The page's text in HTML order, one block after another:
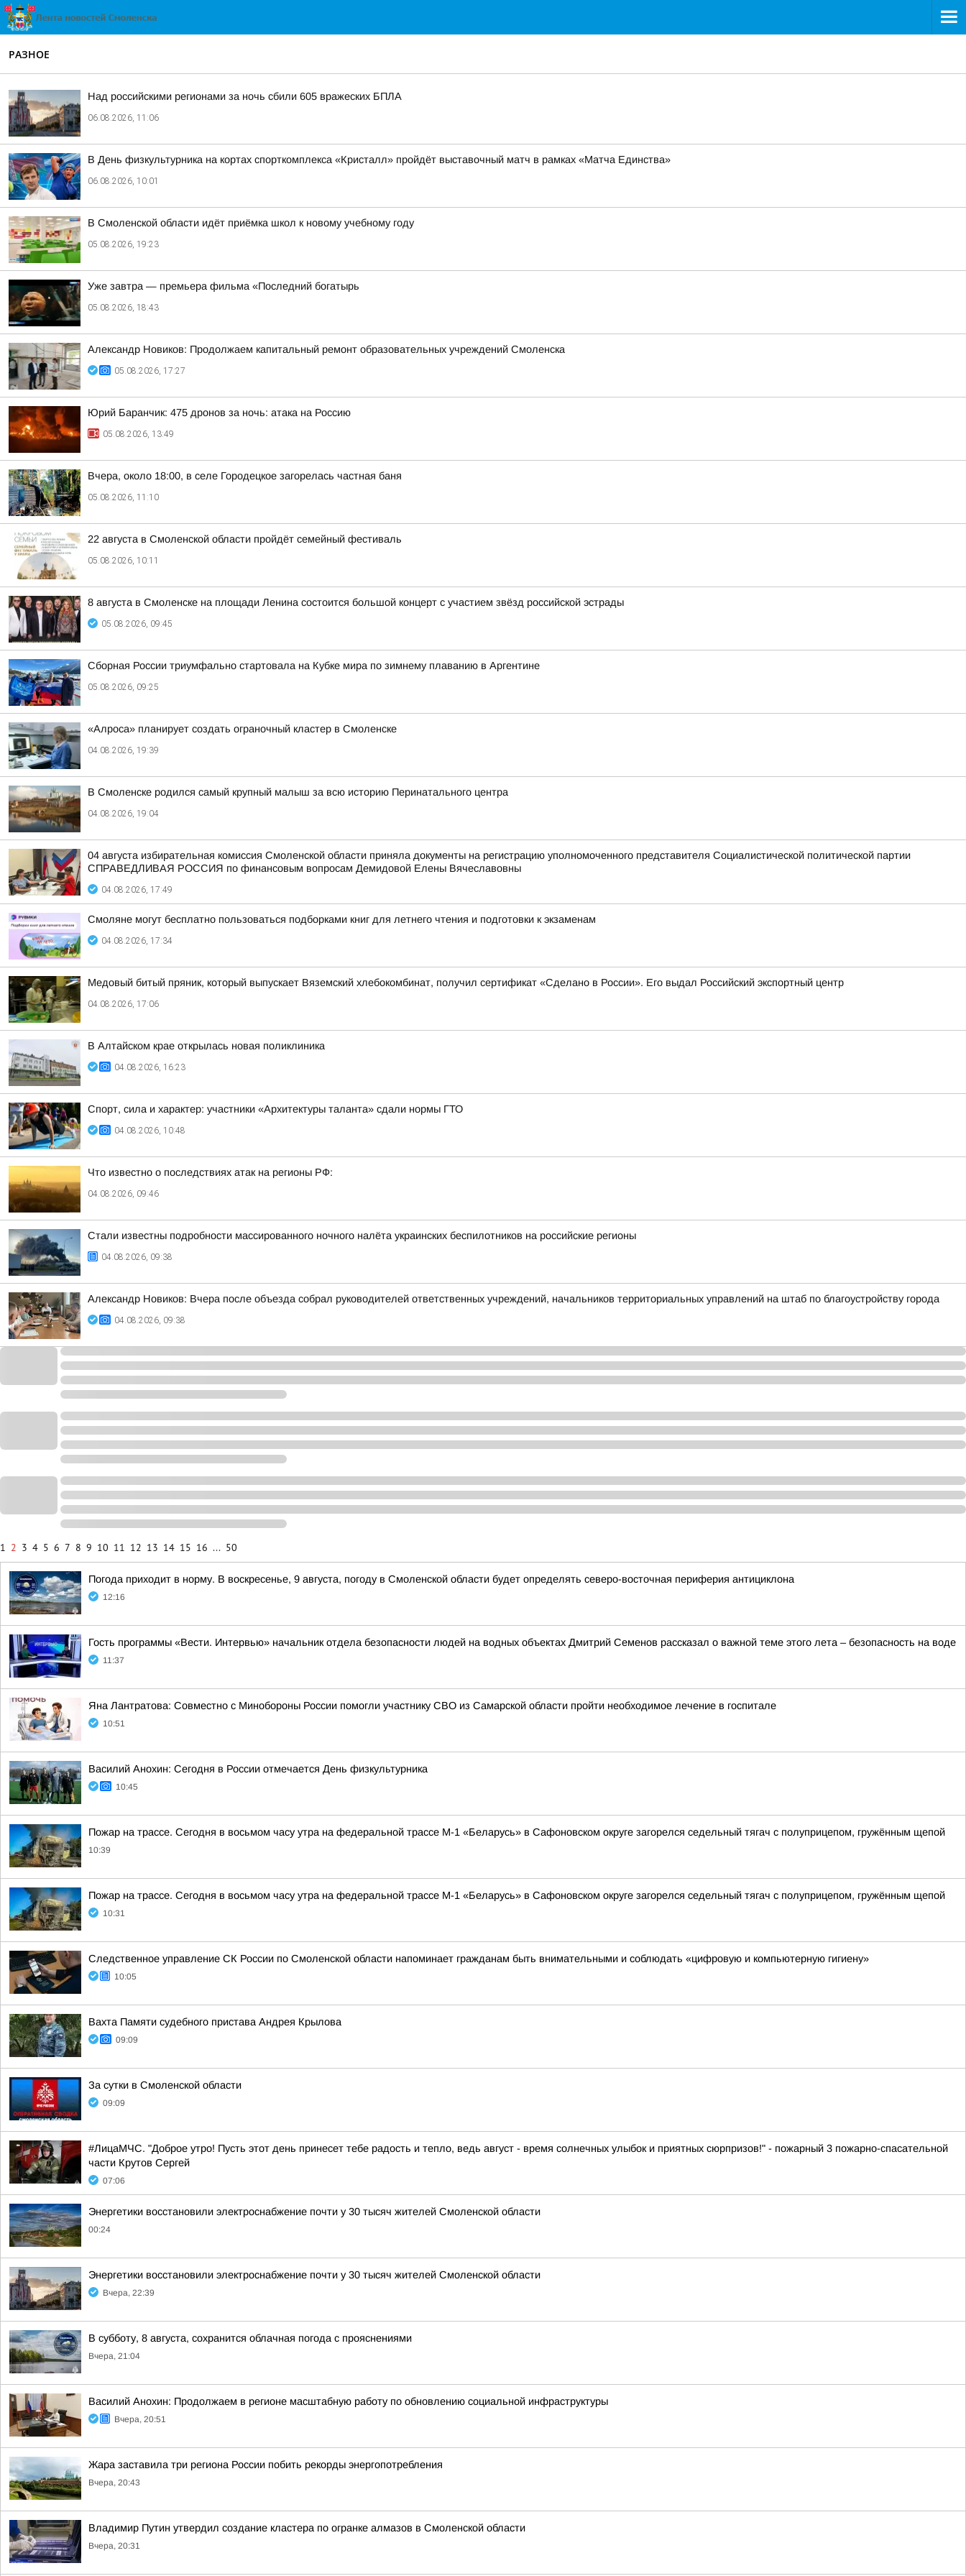
РАЗНОЕ
Над российскими регионами за ночь сбили 605 вражеских БПЛА
06.08.2026, 11:06
В День физкультурника на кортах спорткомплекса «Кристалл» пройдёт выставочный матч в рамках «Матча Единства»
06.08.2026, 10:01
В Смоленской области идёт приёмка школ к новому учебному году
05.08.2026, 19:23
Уже завтра — премьера фильма «Последний богатырь
05.08.2026, 18:43
Александр Новиков: Продолжаем капитальный ремонт образовательных учреждений Смоленска
05.08.2026, 17:27
Юрий Баранчик: 475 дронов за ночь: атака на Россию
05.08.2026, 13:49
Вчера, около 18:00, в селе Городецкое загорелась частная баня
05.08.2026, 11:10
22 августа в Смоленской области пройдёт семейный фестиваль
05.08.2026, 10:11
8 августа в Смоленске на площади Ленина состоится большой концерт с участием звёзд российской эстрады
05.08.2026, 09:45
Сборная России триумфально стартовала на Кубке мира по зимнему плаванию в Аргентине
05.08.2026, 09:25
«Алроса» планирует создать ограночный кластер в Смоленске
04.08.2026, 19:39
В Смоленске родился самый крупный малыш за всю историю Перинатального центра
04.08.2026, 19:04
04 августа избирательная комиссия Смоленской области приняла документы на регистрацию уполномоченного представителя Социалистической политической партии
СПРАВЕДЛИВАЯ РОССИЯ по финансовым вопросам Демидовой Елены Вячеславовны
04.08.2026, 17:49
Смоляне могут бесплатно пользоваться подборками книг для летнего чтения и подготовки к экзаменам
04.08.2026, 17:34
Медовый битый пряник, который выпускает Вяземский хлебокомбинат, получил сертификат «Сделано в России». Его выдал Российский экспортный центр
04.08.2026, 17:06
В Алтайском крае открылась новая поликлиника
04.08.2026, 16:23
Спорт, сила и характер: участники «Архитектуры таланта» сдали нормы ГТО
04.08.2026, 10:48
Что известно о последствиях атак на регионы РФ:
04.08.2026, 09:46
Стали известны подробности массированного ночного налёта украинских беспилотников на российские регионы
04.08.2026, 09:38
Александр Новиков: Вчера после объезда собрал руководителей ответственных учреждений, начальников территориальных управлений на штаб по благоустройству города
04.08.2026, 09:38
1 2 3 4 5 6 7 8 9 10 11 12 13 14 15 16 ... 50
Погода приходит в норму. В воскресенье, 9 августа, погоду в Смоленской области будет определять северо-восточная периферия антициклона
12:16
Гость программы «Вести. Интервью» начальник отдела безопасности людей на водных объектах Дмитрий Семенов рассказал о важной теме этого лета – безопасность на воде
11:37
Яна Лантратова: Совместно с Минобороны России помогли участнику СВО из Самарской области пройти необходимое лечение в госпитале
10:51
Василий Анохин: Сегодня в России отмечается День физкультурника
10:45
Пожар на трассе. Сегодня в восьмом часу утра на федеральной трассе М-1 «Беларусь» в Сафоновском округе загорелся седельный тягач с полуприцепом, гружённым щепой
10:39
Пожар на трассе. Сегодня в восьмом часу утра на федеральной трассе М-1 «Беларусь» в Сафоновском округе загорелся седельный тягач с полуприцепом, гружённым щепой
10:31
Следственное управление СК России по Смоленской области напоминает гражданам быть внимательными и соблюдать «цифровую и компьютерную гигиену»
10:05
Вахта Памяти судебного пристава Андрея Крылова
09:09
За сутки в Смоленской области
09:09
#ЛицаМЧС. "Доброе утро! Пусть этот день принесет тебе радость и тепло, ведь август - время солнечных улыбок и приятных сюрпризов!" - пожарный 3 пожарно-спасательной
части Крутов Сергей
07:06
Энергетики восстановили электроснабжение почти у 30 тысяч жителей Смоленской области
00:24
Энергетики восстановили электроснабжение почти у 30 тысяч жителей Смоленской области
Вчера, 22:39
В субботу, 8 августа, сохранится облачная погода с прояснениями
Вчера, 21:04
Василий Анохин: Продолжаем в регионе масштабную работу по обновлению социальной инфраструктуры
Вчера, 20:51
Жара заставила три региона России побить рекорды энергопотребления
Вчера, 20:43
Владимир Путин утвердил создание кластера по огранке алмазов в Смоленской области
Вчера, 20:31